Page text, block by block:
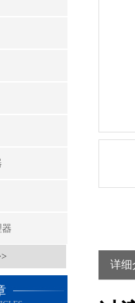
详细